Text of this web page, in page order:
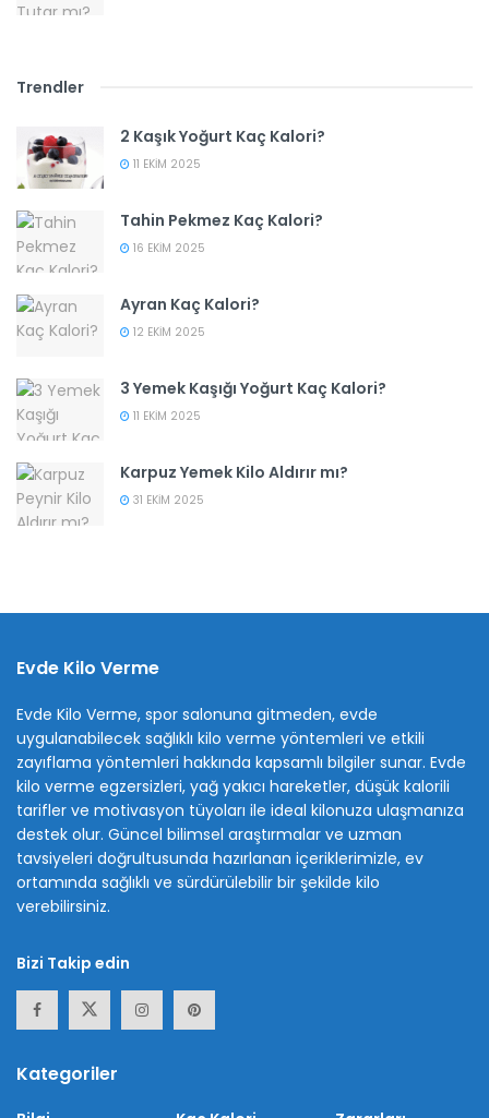
Trendler
2 Kaşık Yoğurt Kaç Kalori?
11 EKIM 2025
Tahin Pekmez Kaç Kalori?
16 EKIM 2025
Ayran Kaç Kalori?
12 EKIM 2025
3 Yemek Kaşığı Yoğurt Kaç Kalori?
11 EKIM 2025
Karpuz Yemek Kilo Aldırır mı?
31 EKIM 2025
Evde Kilo Verme
Evde Kilo Verme, spor salonuna gitmeden, evde
uygulanabilecek sağlıklı kilo verme yöntemleri ve etkili
zayıflama yöntemleri hakkında kapsamlı bilgiler sunar. Evde
kilo verme egzersizleri, yağ yakıcı hareketler, düşük kalorili
tarifler ve motivasyon tüyoları ile ideal kilonuza ulaşmanıza
destek olur. Güncel bilimsel araştırmalar ve uzman
tavsiyeleri doğrultusunda hazırlanan içeriklerimizle, ev
ortamında sağlıklı ve sürdürülebilir bir şekilde kilo
verebilirsiniz.
Bizi Takip edin
Kategoriler